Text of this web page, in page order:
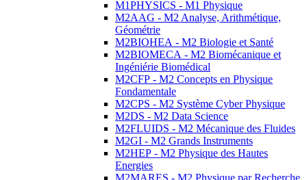
M1PHYSICS - M1 Physique
M2AAG - M2 Analyse, Arithmétique,
Géométrie
M2BIOHEA - M2 Biologie et Santé
M2BIOMECA - M2 Biomécanique et
Ingéniérie Biomédical
M2CFP - M2 Concepts en Physique
Fondamentale
M2CPS - M2 Système Cyber Physique
M2DS - M2 Data Science
M2FLUIDS - M2 Mécanique des Fluides
M2GI - M2 Grands Instruments
M2HEP - M2 Physique des Hautes
Energies
M2MARES - M2 Physique par Recherche